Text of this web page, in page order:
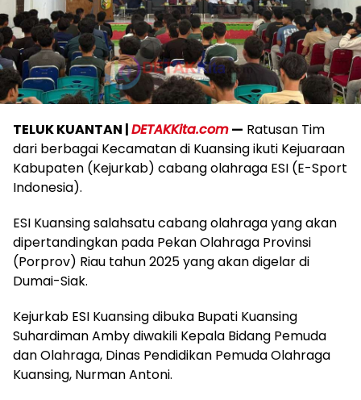
TELUK KUANTAN |DETAKKita.com— Ratusan Tim
dari berbagai Kecamatan di Kuansing ikuti Kejuaraan
Kabupaten (Kejurkab) cabang olahraga ESI (E-Sport
Indonesia).
ESI Kuansing salahsatu cabang olahraga yang akan
dipertandingkan pada Pekan Olahraga Provinsi
(Porprov) Riau tahun 2025 yang akan digelar di
Dumai-Siak.
Kejurkab ESI Kuansing dibuka Bupati Kuansing
Suhardiman Amby diwakili Kepala Bidang Pemuda
dan Olahraga, Dinas Pendidikan Pemuda Olahraga
Kuansing, Nurman Antoni.